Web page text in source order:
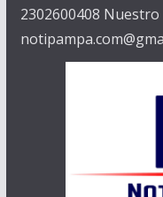
2302600408 Nuestro